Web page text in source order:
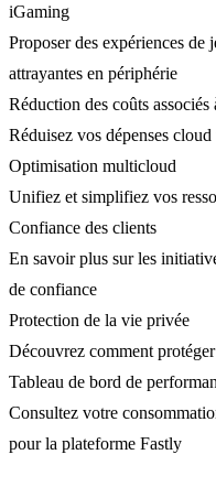
iGaming
Proposer des expériences de
attrayantes en périphérie
Réduction des coûts associés
Réduisez vos dépenses
Optimisation multicloud
Unifiez et simplifiez vos
Confiance des clients
En savoir plus sur les
de confiance
Protection de la vie privée
Découvrez comment
Tableau de bord de
Consultez votre
pour la plateforme Fastly